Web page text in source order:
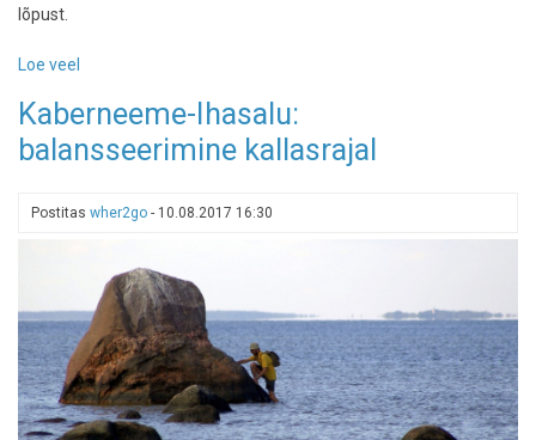
lõpust.
Loe veel
Majakivi
matkarada
nagu
keset
lodu
Kaberneeme-Ihasalu:
balansseerimine kallasrajal
Postitas wher2go - 10.08.2017 16:30